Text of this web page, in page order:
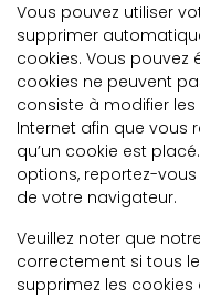
Vous pouvez utiliser
supprimer
cookies. Vous pouvez
cookies ne peuvent
consiste à modifier
Internet afin que vous
qu’un cookie est
options, reportez-
de votre navigateur.
Veuillez noter que
correctement si tous
supprimez les